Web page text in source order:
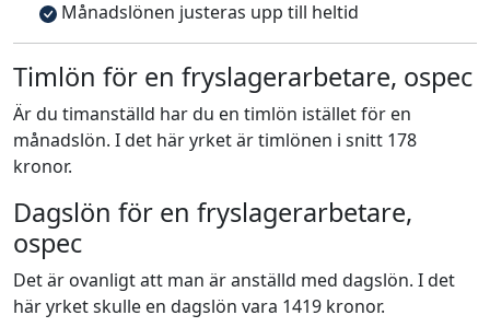
Månadslönen justeras upp till heltid
Timlön för en fryslagerarbetare, ospec
Är du timanställd har du en timlön istället för en
månadslön. I det här yrket är timlönen i snitt 178
kronor.
Dagslön för en fryslagerarbetare,
ospec
Det är ovanligt att man är anställd med dagslön. I det
här yrket skulle en dagslön vara 1419 kronor.